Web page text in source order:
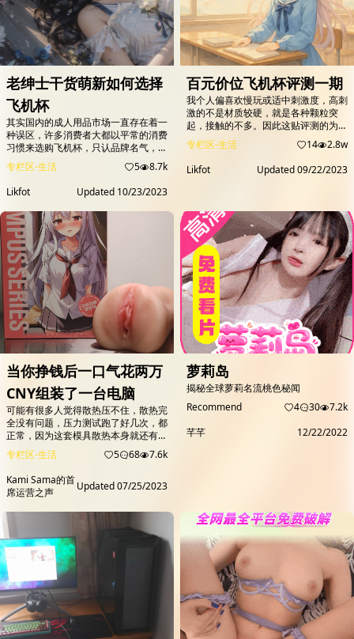
老绅士干货萌新如何选择
飞机杯
其实国内的成人用品市场一直存在着一
种误区，许多消费者大都以平常的消费
习惯来选购飞机杯，只认品牌名气，而
少有深入产品本身，盲目追捧那些广告
打得响亮的品牌，导致错过了不少物美
价廉的好产品。 其实，由于商品的特
殊性，许多品牌是无法在国内有效推广
的，一些名不见传的品牌虽也能做出令
人耳目一新的产品，不仅体验上比某些
粪作更佳，而且性价比往往比大品牌更
高，诚意更足，但因为缺乏宣传而没有
得到足够的关注和认...
专栏区-生活 5
8.7k
Likfot
Updated 10/23/2023
百元价位飞机杯评测一期
我个人偏喜欢慢玩或适中刺激度，高刺
激的不是材质较硬，就是各种颗粒突
起，接触的不多。因此这贴评测的为一
款慢玩杯子，此类型的杯子能让你牛子
接触内部柔软材质的同时也能体验到通
道的构造，做到又爽又不过度刺激。为
了帮助大家筛选商品，选购慢玩类型的
TPE、硅胶、TPR等，而慢玩杯子在舒
适性方面则是TPE&gt;果冻软胶&gt;硅
胶&gt;TPR
专栏区-生活 14
2.8w
Likfot
Updated09/22/2023
当你挣钱后一口气花两万
CNY组装了一台电脑
可能有很多人觉得散热压不住，散热完
全没有问题，压力测试跑了好几次，都
正常，因为这套模具散热本身就还有余
量。 机箱以后装机会用，所以没有浪
费。 BV1ia411q7ED...
专栏区-生活 5 68
7.6k
Kami Sama的首
席运营之声
Updated07/25/2023
萝莉岛
揭秘全球萝莉名流桃色秘闻
Recommend
4 30
7.2k
芊芊
12/22/2022